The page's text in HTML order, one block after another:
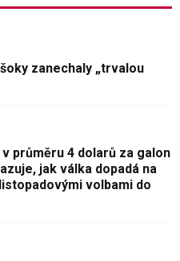
zanechaly „trvalou
průměru 4 dolarů za galon
jak válka dopadá na
volbami do